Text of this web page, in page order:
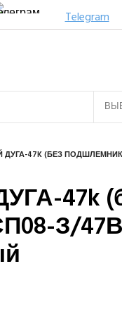
Telegram
47K (БЕЗ
47k
З/